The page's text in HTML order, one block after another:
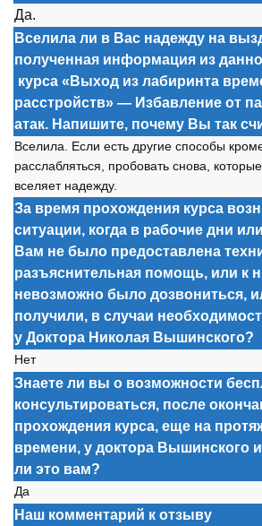
Да.
Вселила ли в Вас надежду на
полученная информация из
курса «Выход из лабиринта
расстройств» — Избавление от
атак. Напишите, почему Вы так
Вселила. Если есть другие способы
расслабляться, пробовать снова,
вселяет надежду.
За время прохождения курса
ситуации, когда в рабочие дни
Вам не было предоставлена
разъяснительная помощь, или к
невозможно было дозвониться,
получили, в случаи
у Доктора Николая Вышинского?
Нет
Знаете ли вы о возможности
консультироваться, после
прохождения курса, еще на
времени, у доктора Вышинского
ли это вам?
Да
Наш комментарий к отзыву